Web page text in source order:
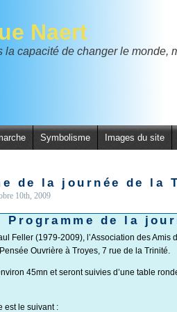
Naert
la capacité de changer le
Symbolisme Images du site
de la journée de la
10th, 2009
Programme de la
Feller (1979-2009), l’Association des
Ouvrière à Troyes, 7 rue de la Trinité.
45mn et seront suivies d’une table
est le suivant :